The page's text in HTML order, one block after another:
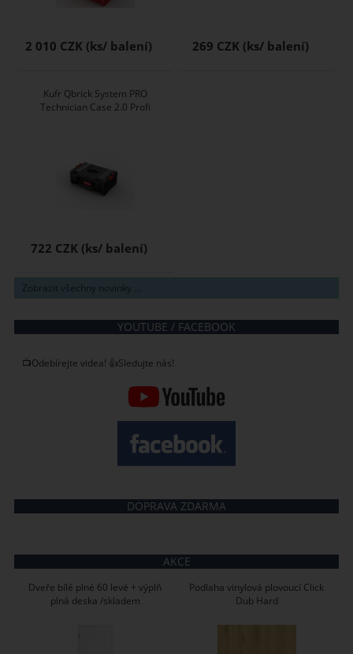
2 010 CZK 269 CZK
Kufr Qbrick System PRO
Technician Case 2.0 Profi
722 CZK
Zobrazit všechny novinky ...
YOUTUBE / FACEBOOK
📺Odebírejte videa! 👍Sledujte nás!
DOPRAVA ZDARMA
AKCE
Dveře bílé plné 60 levé + výplň
plná deska /skladem
Podlaha vinylová plovoucí Click
Dub Hard